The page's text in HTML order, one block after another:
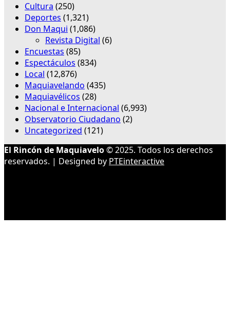
Cultura (250)
Deportes (1,321)
Don Maqui (1,086)
Revista Digital (6)
Encuestas (85)
Espectáculos (834)
Local (12,876)
Maquiavelando (435)
Maquiavélicos (28)
Nacional e Internacional (6,993)
Observatorio Ciudadano (2)
Uncategorized (121)
El Rincón de Maquiavelo© 2025. Todos los derechos
reservados. | Designed by PTEinteractive